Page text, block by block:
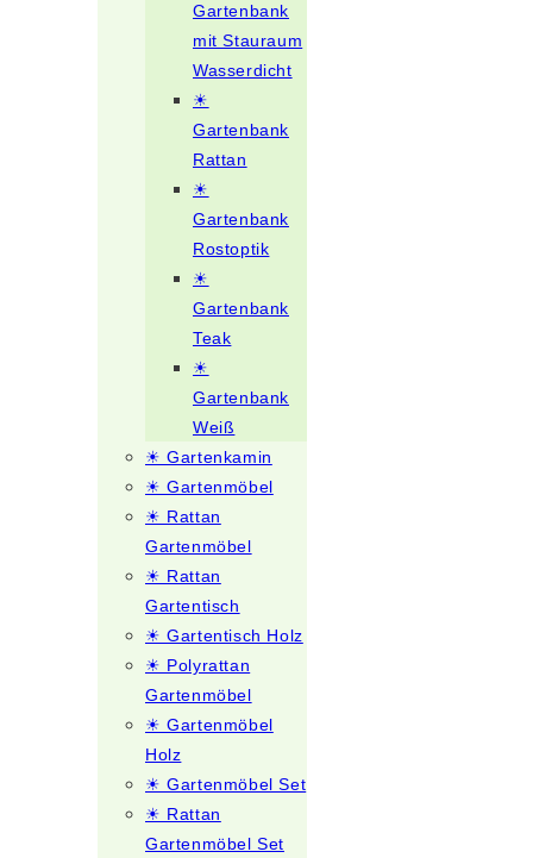
Gartenbank
mit Stauraum
Wasserdicht
☀
Gartenbank
Rattan
☀
Gartenbank
Rostoptik
☀
Gartenbank
Teak
☀
Gartenbank
Weiß
☀ Gartenkamin
☀ Gartenmöbel
☀ Rattan
Gartenmöbel
☀ Rattan
Gartentisch
☀ Gartentisch Holz
☀ Polyrattan
Gartenmöbel
☀ Gartenmöbel
Holz
☀ Gartenmöbel Set
☀ Rattan
Gartenmöbel Set